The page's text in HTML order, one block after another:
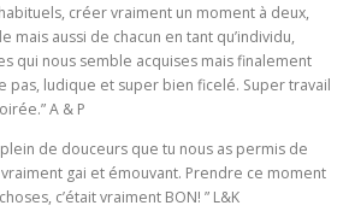
créer vraiment un moment à deux,
mais aussi de chacun en tant qu’individu,
qui nous semble acquises mais finalement
pas, ludique et super bien ficelé. Super travail
A & P
de douceurs que tu nous as permis de
gai et émouvant. Prendre ce moment
c’était vraiment BON! ” L&K